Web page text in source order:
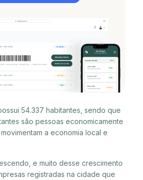
54.337 habitantes, sendo que
são pessoas economicamente
a economia local e
e muito desse crescimento
registradas na cidade que